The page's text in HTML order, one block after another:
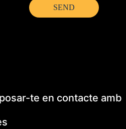
te en contacte amb